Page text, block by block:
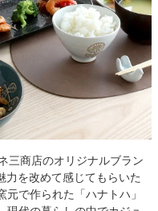
三商店のオリジナルブラン
力を改めて感じてもらいた
で作られた「ハナトハ」